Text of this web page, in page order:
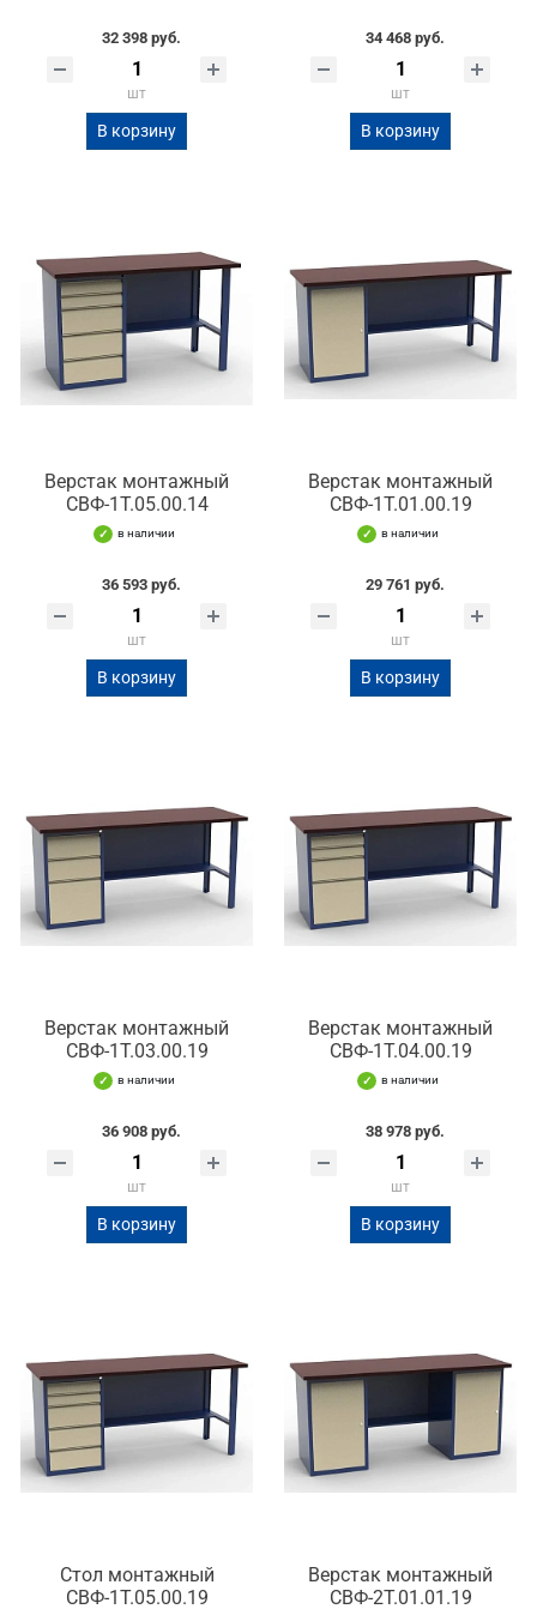
32 398 руб.
шт
В корзину
34 468 руб.
шт
В корзину
Верстак монтажный
СВФ-1Т.05.00.14
в наличии
36 593 руб.
шт
В корзину
Верстак монтажный
СВФ-1Т.01.00.19
в наличии
29 761 руб.
шт
В корзину
Верстак монтажный
СВФ-1Т.03.00.19
в наличии
36 908 руб.
шт
В корзину
Верстак монтажный
СВФ-1Т.04.00.19
в наличии
38 978 руб.
шт
В корзину
Стол монтажный
СВФ-1Т.05.00.19
Верстак монтажный
СВФ-2Т.01.01.19